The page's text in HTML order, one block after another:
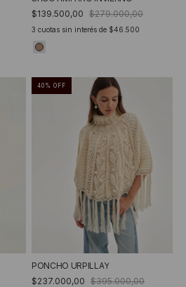
$139.500,00 $279.000,00
3 cuotas sin interés de $46.500
40 % OFF
PONCHO URPILLAY
$237.000,00 $395.000,00